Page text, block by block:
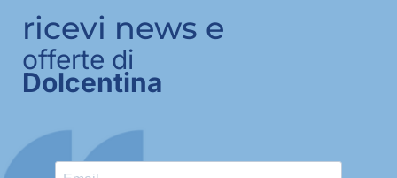
ricevi news e
offerte di
Dolcentina